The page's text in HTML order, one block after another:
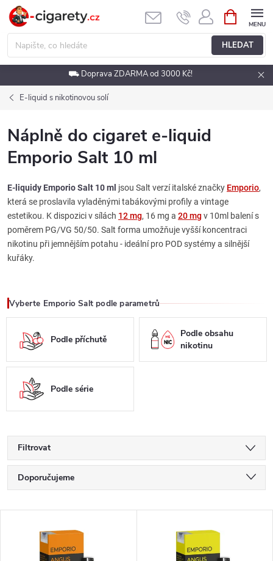
Přejít
obsah
HLEDAT
NÁKUPNÍ
KOŠÍK
⛟ Doprava ZDARMA od 3000 Kč!
E-liquid s nikotinovou solí
Náplně do cigaret e-liquid
Emporio Salt 10 ml
E-liquidy Emporio Salt 10 ml jsou Salt verzí italské značky Emporio,
která se proslavila vyladěnými tabákovými profily a vintage
estetikou. K dispozici v sílách 12 mg, 16 mg a 20 mg v 10ml balení s
poměrem PG/VG 50/50. Salt forma umožňuje vyšší koncentraci
nikotinu při jemnějším potahu - ideální pro POD systémy a silnější
kuřáky.
Vyberte Emporio Salt podle parametrů
Podle příchutě
Podle obsahu
nikotinu
Podle série
Filtrovat
Ř
a
Doporučujeme
Nejprodávanější